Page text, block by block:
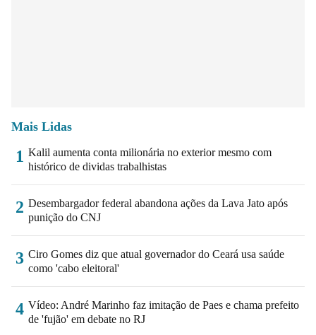
Mais Lidas
1 Kalil aumenta conta milionária no exterior mesmo com
histórico de dividas trabalhistas
2 Desembargador federal abandona ações da Lava Jato após
punição do CNJ
3 Ciro Gomes diz que atual governador do Ceará usa saúde
como 'cabo eleitoral'
4 Vídeo: André Marinho faz imitação de Paes e chama prefeito
de 'fujão' em debate no RJ